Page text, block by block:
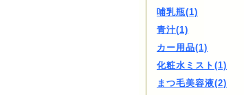
哺乳瓶(1)
青汁(1)
カー用品(1)
化粧水ミスト(1)
まつ毛美容液(2)